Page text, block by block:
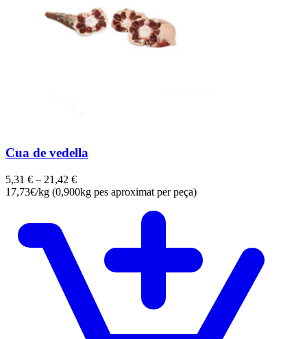
Cua de vedella
5,31 € – 21,42 €
17,73€/kg (0,900kg pes aproximat per peça)